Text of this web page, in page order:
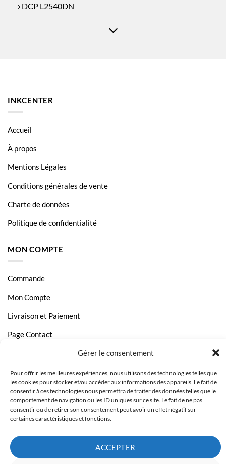
Gérer le consentement
Pour offrir les meilleures expériences, nous utilisons des technologies telles que
les cookies pour stocker et/ou accéder aux informations des appareils. Le fait de
consentir à ces technologies nous permettra de traiter des données telles que le
comportement de navigation ou les ID uniques sur ce site. Le fait de ne pas
consentir ou de retirer son consentement peut avoir un effet négatif sur
certaines caractéristiques et fonctions.
ACCEPTER
DCP L2540DN
MFC L2700DWL
MFC L2720 DW
MFC L2740DW
TN-2320
INKCENTER
Accueil
À propos
Mentions Légales
Conditions générales de vente
Charte de données
Politique de confidentialité
MON COMPTE
Commande
Mon Compte
Livraison et Paiement
Page Contact